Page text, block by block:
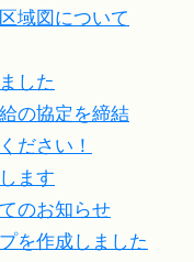
域図について
した
の協定を締結
ださい！
ます
のお知らせ
を作成しました